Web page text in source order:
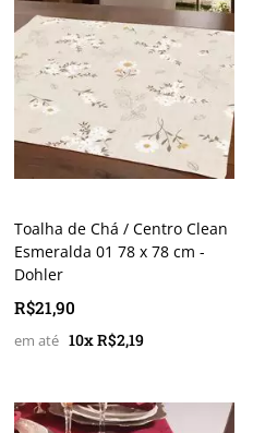
Toalha de Chá / Centro Clean
Esmeralda 01 78 x 78 cm -
Dohler
R$21,90
10x R$2,19